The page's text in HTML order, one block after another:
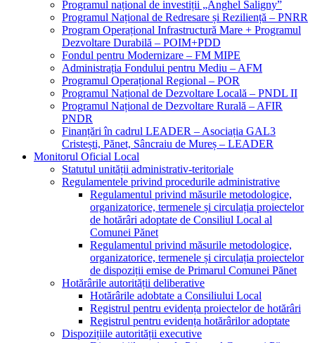
Programul național de investiții „Anghel Saligny”
Programul Național de Redresare și Reziliență – PNRR
Program Operațional Infrastructură Mare + Programul
Dezvoltare Durabilă – POIM+PDD
Fondul pentru Modernizare – FM MIPE
Administrația Fondului pentru Mediu – AFM
Programul Operațional Regional – POR
Programul Național de Dezvoltare Locală – PNDL II
Programul Național de Dezvoltare Rurală – AFIR
PNDR
Finanțări în cadrul LEADER – Asociația GAL3
Cristești, Pănet, Sâncraiu de Mureș – LEADER
Monitorul Oficial Local
Statutul unității administrativ-teritoriale
Regulamentele privind procedurile administrative
Regulamentul privind măsurile metodologice,
organizatorice, termenele și circulația proiectelor
de hotărâri adoptate de Consiliul Local al
Comunei Pănet
Regulamentul privind măsurile metodologice,
organizatorice, termenele și circulația proiectelor
de dispoziții emise de Primarul Comunei Pănet
Hotărârile autorității deliberative
Hotărârile adobtate a Consiliului Local
Registrul pentru evidența proiectelor de hotărâri
Registrul pentru evidența hotărârilor adoptate
Dispozițiile autorității executive